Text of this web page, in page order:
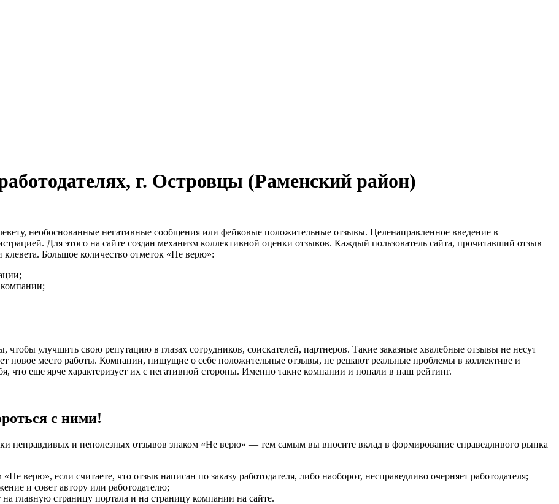
г. Островцы (Раменский район)
необоснованные негативные сообщения или фейковые положительные отзывы. Целенаправленное введение в
Для этого на сайте создан механизм коллективной оценки отзывов. Каждый пользователь сайта, прочитавший отзыв
Большое количество отметок «Не верю»:
улучшить свою репутацию в глазах сотрудников, соискателей, партнеров. Такие заказные хвалебные отзывы не несут
новое место работы. Компании, пишущие о себе положительные отзывы, не решают реальные проблемы в коллективе и
что еще ярче характеризует их с негативной стороны. Именно такие компании и попали в наш рейтинг.
с ними!
неправдивых и неполезных отзывов знаком «Не верю» — тем самым вы вносите вклад в формирование справедливого рынка
верю», если считаете, что отзыв написан по заказу работодателя, либо наоборот, несправедливо очерняет работодателя;
и совет автору или работодателю;
главную страницу портала и на страницу компании на сайте.